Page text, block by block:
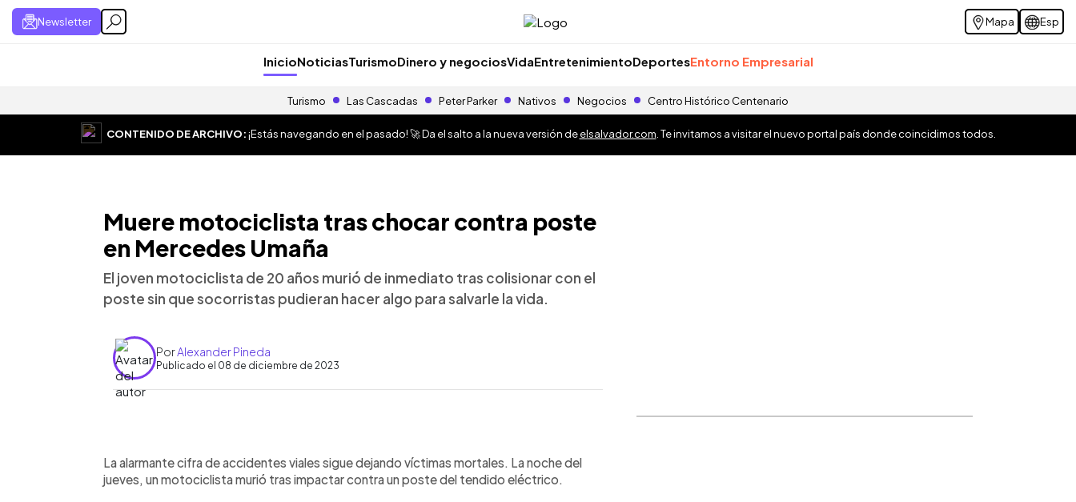
Newsletter Mapa Esp
InicioNoticiasTurismoDinero y negociosVidaEntretenimientoDeportesEntorno Empresarial
Turismo Las Cascadas Peter Parker Nativos Negocios Centro Histórico Centenario
CONTENIDO DE ARCHIVO:¡Estás navegando en el pasado! 🚀 Da el salto a la nueva versión deelsalvador.com . Te invitamos a visitar el nuevo portal país donde coincidimos todos.
Muere motociclista tras chocar contra poste
en Mercedes Umaña
El joven motociclista de 20 años murió de inmediato tras colisionar con el
poste sin que socorristas pudieran hacer algo para salvarle la vida.
PorAlexander Pineda
Publicado el 08 de diciembre de 2023
► Escuchar artículo
La alarmante cifra de accidentes viales sigue dejando víctimas mortales. La noche del
jueves, un motociclista murió tras impactar contra un poste del tendido eléctrico.